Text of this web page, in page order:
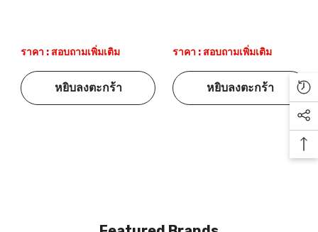
ราคา : สอบถามเพิ่มเติม
หยิบลงตะกร้า
ราคา : สอบถามเพิ่มเติม
หยิบลงตะกร้า